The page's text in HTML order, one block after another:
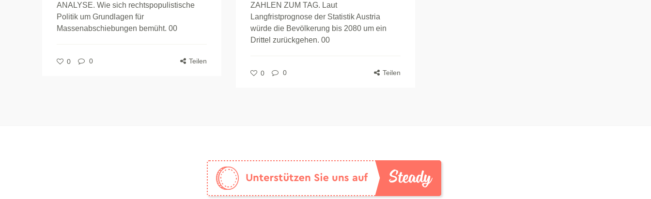
ANALYSE. Wie sich rechtspopulistische
Politik um Grundlagen für
Massenabschiebungen bemüht. 00
0 0 Teilen
ZAHLEN ZUM TAG. Laut
Langfristprognose der Statistik Austria
würde die Bevölkerung bis 2080 um ein
Drittel zurückgehen. 00
0 0 Teilen